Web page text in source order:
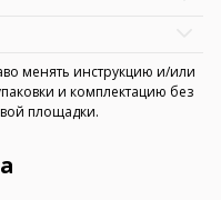
менять инструкцию и/или
и комплектацию без
площадки.